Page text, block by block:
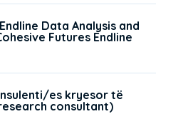
Data Analysis and
Futures Endline
es kryesor të
consultant)